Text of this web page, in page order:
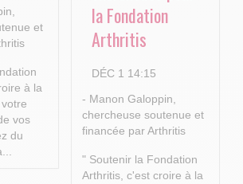
et
à la
vos
du
la Fondation
Arthritis
DÉC 1 14:15
- Manon Galoppin,
chercheuse soutenue et
financée par Arthritis
" Soutenir la Fondation
Arthritis, c'est croire à la